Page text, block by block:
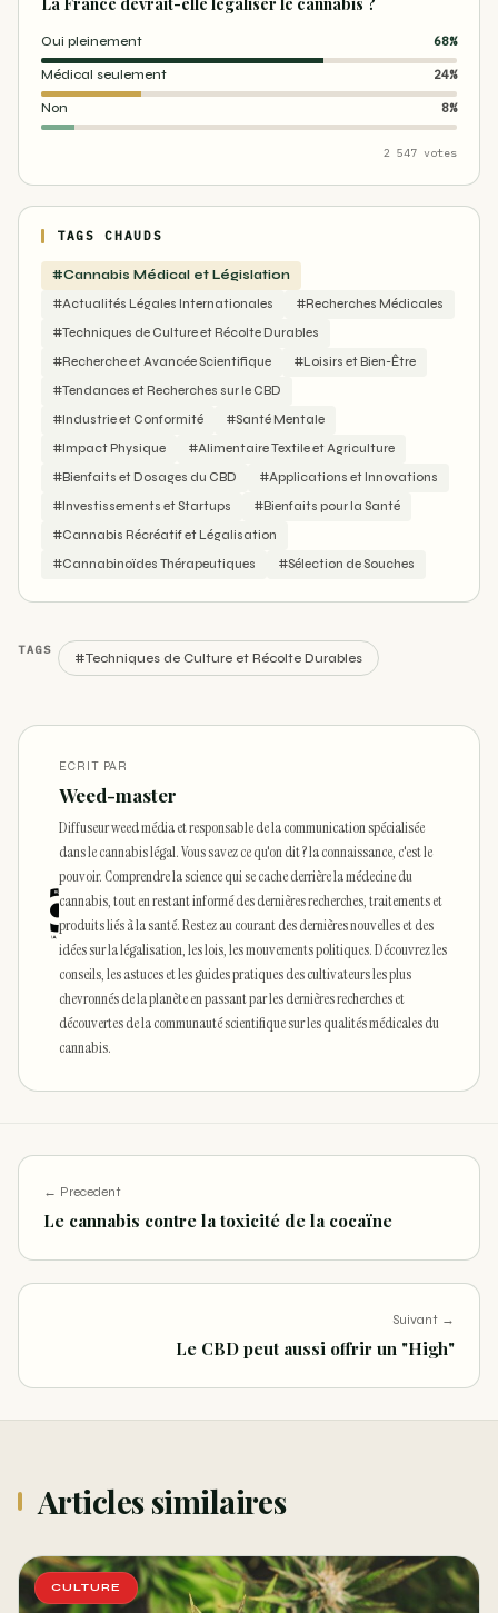
Oui pleinement 68%
Médical seulement 24%
Non 8%
2 547 votes
TAGS CHAUDS
#Cannabis Médical et Législation
#Actualités Légales Internationales
#Recherches Médicales
#Techniques de Culture et Récolte Durables
#Recherche et Avancée Scientifique
#Loisirs et Bien-Être
#Tendances et Recherches sur le CBD
#Industrie et Conformité
#Santé Mentale
#Impact Physique
#Alimentaire Textile et Agriculture
#Bienfaits et Dosages du CBD
#Applications et Innovations
#Investissements et Startups
#Bienfaits pour la Santé
#Cannabis Récréatif et Légalisation
#Cannabinoïdes Thérapeutiques
#Sélection de Souches
TAGS
#Techniques de Culture et Récolte Durables
ECRIT PAR
Weed-master
Diffuseur weed média et responsable de la communication spécialisée
dans le cannabis légal. Vous savez ce qu'on dit ? la connaissance, c'est le
pouvoir. Comprendre la science qui se cache derrière la médecine du
cannabis, tout en restant informé des dernières recherches, traitements et
produits liés à la santé. Restez au courant des dernières nouvelles et des
idées sur la légalisation, les lois, les mouvements politiques. Découvrez les
conseils, les astuces et les guides pratiques des cultivateurs les plus
chevronnés de la planète en passant par les dernières recherches et
découvertes de la communauté scientifique sur les qualités médicales du
cannabis.
← Precedent
Le cannabis contre la toxicité de la cocaïne
Suivant →
Le CBD peut aussi offrir un "High"
Articles similaires
CULTURE